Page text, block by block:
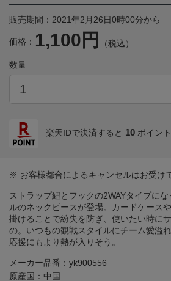
販売期間：2021年2月26日0時00分から
価格： 1,100円 （税込）
数量
楽天IDで決済すると 10 ポイン
※ お客様都合によるキャンセルはお受け
ストラップ紐とフックの2WAYタイプに
ルのネックピースが登場。カードケース
掛けることで紛失を防ぎ、使いたい時に
の。いつもの観戦スタイルにチーム愛溢
応援にもより熱が入りそう。
メーカー品番：yk900556
原産国：中国